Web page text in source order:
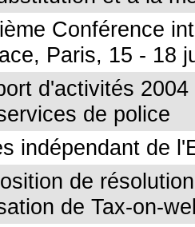
Conférence
Paris, 15 - 18
d'activités
de police
indépendant de
de
de Tax-on-